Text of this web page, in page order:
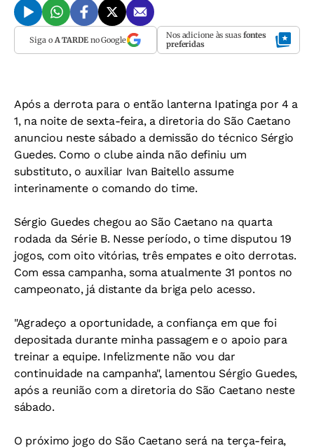
Siga o A TARDEno Google Nos adicione às suas fontes
preferidas
Após a derrota para o então lanterna Ipatinga por 4 a
1, na noite de sexta-feira, a diretoria do São Caetano
anunciou neste sábado a demissão do técnico Sérgio
Guedes. Como o clube ainda não definiu um
substituto, o auxiliar Ivan Baitello assume
interinamente o comando do time.
Sérgio Guedes chegou ao São Caetano na quarta
rodada da Série B. Nesse período, o time disputou 19
jogos, com oito vitórias, três empates e oito derrotas.
Com essa campanha, soma atualmente 31 pontos no
campeonato, já distante da briga pelo acesso.
"Agradeço a oportunidade, a confiança em que foi
depositada durante minha passagem e o apoio para
treinar a equipe. Infelizmente não vou dar
continuidade na campanha", lamentou Sérgio Guedes,
após a reunião com a diretoria do São Caetano neste
sábado.
O próximo jogo do São Caetano será na terça-feira,